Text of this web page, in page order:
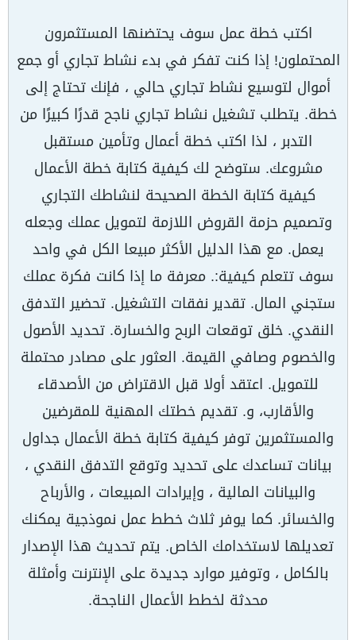
اكتب خطة عمل سوف يحتضنها المستثمرون
المحتملون! إذا كنت تفكر في بدء نشاط تجاري أو جمع
أموال لتوسيع نشاط تجاري حالي ، فإنك تحتاج إلى
خطة. يتطلب تشغيل نشاط تجاري ناجح قدرًا كبيرًا من
التدبر ، لذا اكتب خطة أعمال وتأمين مستقبل
مشروعك. ستوضح لك كيفية كتابة خطة الأعمال
كيفية كتابة الخطة الصحيحة لنشاطك التجاري
وتصميم حزمة القروض اللازمة لتمويل عملك وجعله
يعمل. مع هذا الدليل الأكثر مبيعا الكل في واحد
سوف تتعلم كيفية:. معرفة ما إذا كانت فكرة عملك
ستجني المال. تقدير نفقات التشغيل. تحضير التدفق
النقدي. خلق توقعات الربح والخسارة. تحديد الأصول
والخصوم وصافي القيمة. العثور على مصادر محتملة
للتمويل. اعتقد أولا قبل الاقتراض من الأصدقاء
والأقارب، و. تقديم خطتك المهنية للمقرضين
والمستثمرين توفر كيفية كتابة خطة الأعمال جداول
بيانات تساعدك على تحديد وتوقع التدفق النقدي ،
والبيانات المالية ، وإيرادات المبيعات ، والأرباح
والخسائر. كما يوفر ثلاث خطط عمل نموذجية يمكنك
تعديلها لاستخدامك الخاص. يتم تحديث هذا الإصدار
بالكامل ، وتوفير موارد جديدة على الإنترنت وأمثلة
محدثة لخطط الأعمال الناجحة.